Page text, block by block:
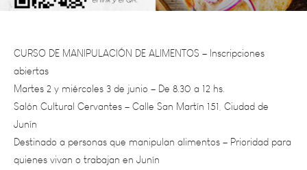
CURSO DE MANIPULACIÓN DE ALIMENTOS – Inscripciones
abiertas
Martes 2 y miércoles 3 de junio – De 8.30 a 12 hs.
Salón Cultural Cervantes – Calle San Martín 151, Ciudad de
Junín
Destinado a personas que manipulan alimentos – Prioridad para
quienes vivan o trabajan en Junín
Modalidad presencial